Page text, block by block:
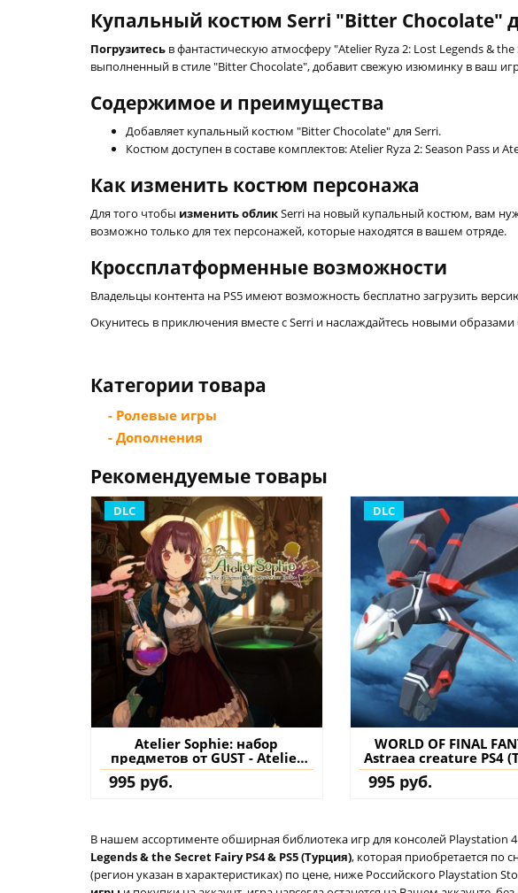
Купальный костюм Serri "Bitter Chocolate"
Погрузитесь в фантастическую атмосферу "Atelier Ryza 2: Lost Legends &
выполненный в стиле "Bitter Chocolate", добавит свежую изюминку в ваш
Содержимое и преимущества
Добавляет купальный костюм "Bitter Chocolate" для Serri.
Костюм доступен в составе комплектов: Atelier Ryza 2: Season Pass и
Как изменить костюм персонажа
Для того чтобы изменить обликSerri на новый купальный костюм, вам
возможно только для тех персонажей, которые находятся в вашем отряде.
Кроссплатформенные возможности
Владельцы контента на PS5 имеют возможность бесплатно загрузить
Окунитесь в приключения вместе с Serri и наслаждайтесь новыми
Категории товара
- Ролевые игры
- Дополнения
Рекомендуемые товары
DLC
Atelier Sophie: набор
предметов от GUST - Atelier
Sophie ~The Alchemist of the
Mysterious Book~ PS4 (Турция)
995 руб.
DLC
WORLD OF FINAL
Astraea creature PS4
купить
995 руб.
В нашем ассортименте обширная библиотека игр для консолей Playstation
Legends & the Secret Fairy PS4 & PS5 (Турция), которая приобретается по
(регион указан в характеристиках) по цене, ниже Российского